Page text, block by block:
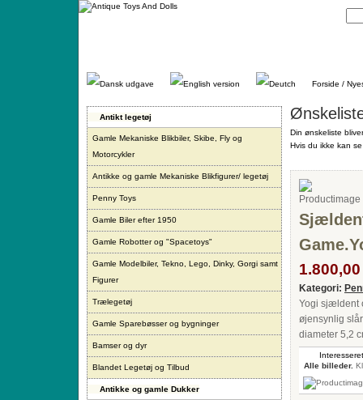
Gå
Forside /
Antikt legetøj
Gamle Mekaniske Blikbiler, Skibe, Fly og
Motorcykler
Antikke og gamle Mekaniske Blikfigurer/ legetøj
Penny Toys
Gamle Biler efter 1950
Gamle Robotter og "Spacetoys"
Gamle Modelbiler, Tekno, Lego, Dinky, Gorgi samt
Figurer
Trælegetøj
Gamle Sparebøsser og bygninger
Bamser og dyr
Blandet Legetøj og Tilbud
Antikke og gamle Dukker
Din ønskeliste
Hvis du ikke kan
Kategori:
Yogi sjældent
øjensynlig
diameter 5,2
Alle billeder.